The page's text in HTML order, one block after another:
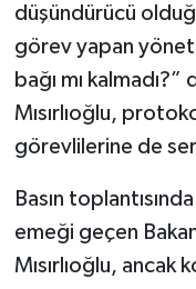
düşündürücü
görev yapan
bağı mı
Mısırlıoğlu,
görevlilerine de
Basın
emeği geçen
Mısırlıoğlu, ancak